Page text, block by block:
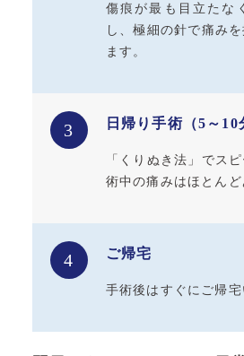
傷痕が最も目立たな
し、極細の針で痛み
ます。
3 日帰り手術（5～10
「くりぬき法」でス
術中の痛みはほとんど
4 ご帰宅
手術後はすぐにご帰宅